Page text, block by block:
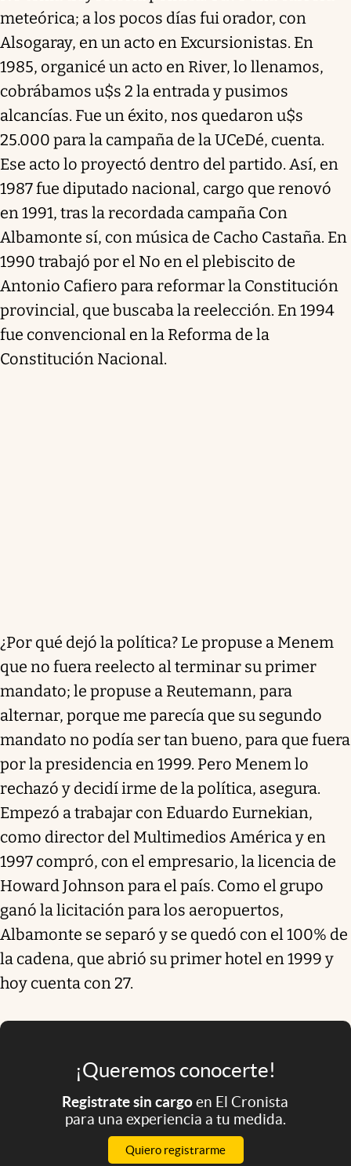
meteórica; a los pocos días fui orador, con
Alsogaray, en un acto en Excursionistas. En
1985, organicé un acto en River, lo llenamos,
cobrábamos u$s 2 la entrada y pusimos
alcancías. Fue un éxito, nos quedaron u$s
25.000 para la campaña de la UCeDé, cuenta.
Ese acto lo proyectó dentro del partido. Así, en
1987 fue diputado nacional, cargo que renovó
en 1991, tras la recordada campaña Con
Albamonte sí, con música de Cacho Castaña. En
1990 trabajó por el No en el plebiscito de
Antonio Cafiero para reformar la Constitución
provincial, que buscaba la reelección. En 1994
fue convencional en la Reforma de la
Constitución Nacional.
¿Por qué dejó la política? Le propuse a Menem
que no fuera reelecto al terminar su primer
mandato; le propuse a Reutemann, para
alternar, porque me parecía que su segundo
mandato no podía ser tan bueno, para que fuera
por la presidencia en 1999. Pero Menem lo
rechazó y decidí irme de la política, asegura.
Empezó a trabajar con Eduardo Eurnekian,
como director del Multimedios América y en
1997 compró, con el empresario, la licencia de
Howard Johnson para el país. Como el grupo
ganó la licitación para los aeropuertos,
Albamonte se separó y se quedó con el 100% de
la cadena, que abrió su primer hotel en 1999 y
hoy cuenta con 27.
¡Queremos conocerte!
Registrate sin cargoen El Cronista
para una experiencia a tu medida.
Quiero registrarme